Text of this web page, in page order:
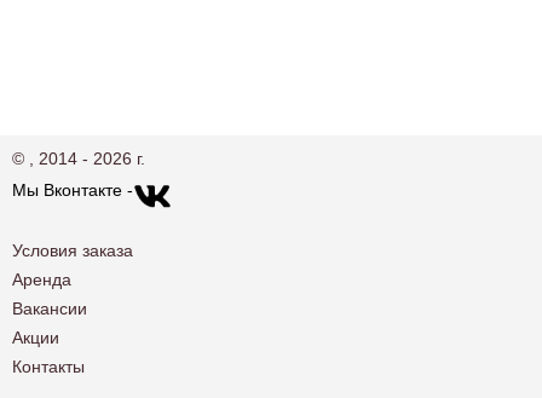
© , 2014 - 2026 г.
Мы Вконтакте -
Условия заказа
Аренда
Вакансии
Акции
Контакты